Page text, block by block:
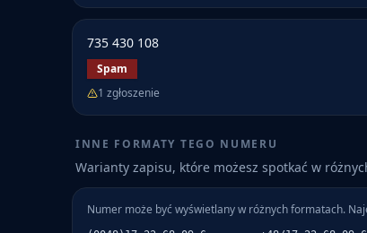
735 430 108
Spam
1 zgłoszenie
INNE FORMATY TEGO NUMERU
Warianty zapisu, które możesz spotkać w
Numer może być wyświetlany w różnych formatach.